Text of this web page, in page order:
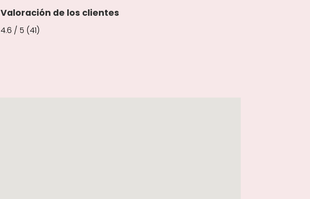
Valoración de los clientes
4.6 / 5 (41)